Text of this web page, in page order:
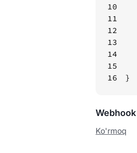
10
11
12
13
14
15
16
}
Ko'rmoq